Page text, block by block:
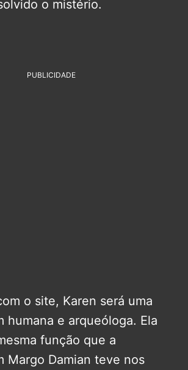
o mistério.
PUBLICIDADE
o site, Karen será uma
humana e arqueóloga. Ela
função que a
Margo Damian teve nos